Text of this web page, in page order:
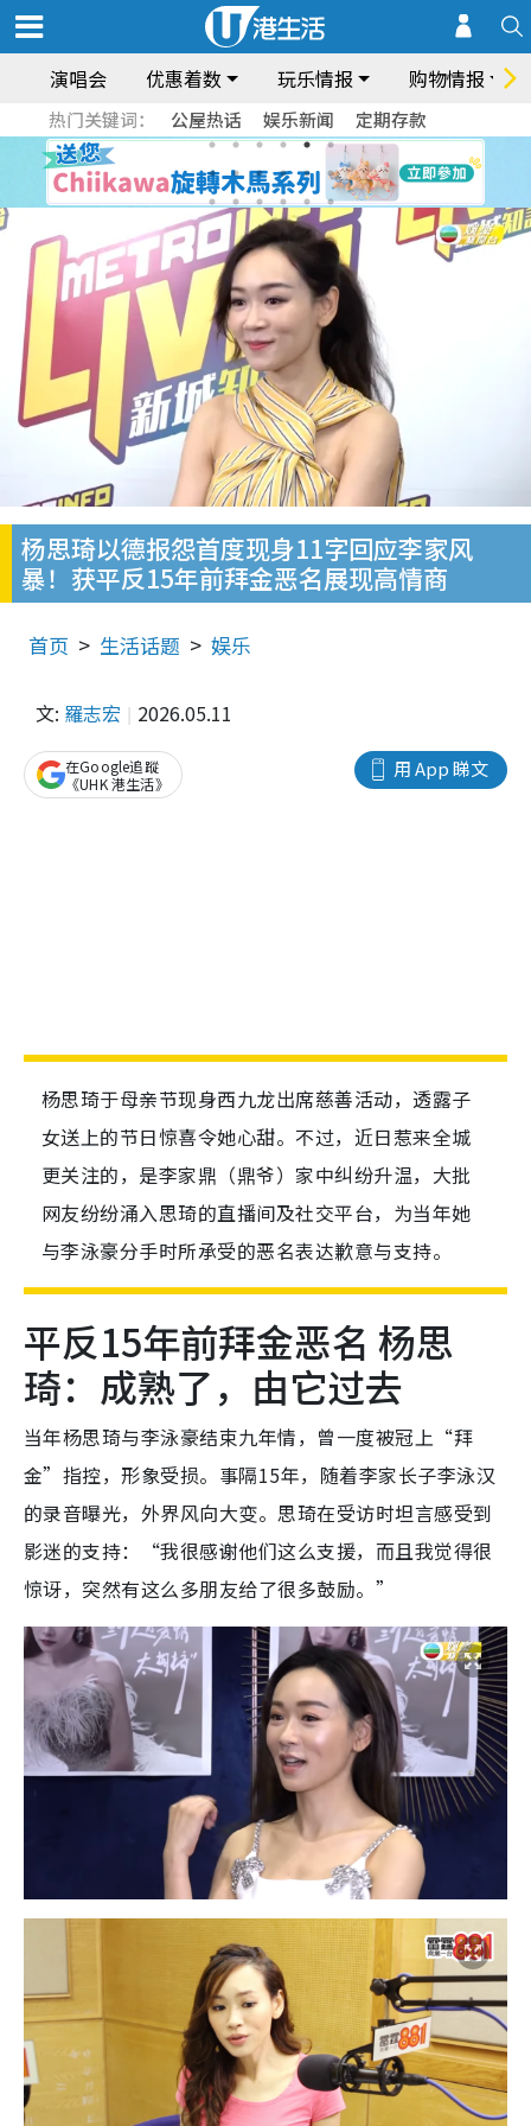
演唱会 优惠着数 玩乐情报 购物情报
热门关键词： 公屋热话 娱乐新闻 定期存款
杨思琦以德报怨首度现身11字回应李家风
暴！获平反15年前拜金恶名展现高情商
首页 生活话题 娱乐
文: 羅志宏 2026.05.11
用 App 睇文
在Google追蹤
《UHK 港生活》
杨思琦于母亲节现身西九龙出席慈善活动，透露子
女送上的节日惊喜令她心甜。不过，近日惹来全城
更关注的，是李家鼎（鼎爷）家中纠纷升温，大批
网友纷纷涌入思琦的直播间及社交平台，为当年她
与李泳豪分手时所承受的恶名表达歉意与支持。
平反15年前拜金恶名 杨思
琦：成熟了，由它过去
当年杨思琦与李泳豪结束九年情，曾一度被冠上“拜
金”指控，形象受损。事隔15年，随着李家长子李泳汉
的录音曝光，外界风向大变。思琦在受访时坦言感受到
影迷的支持：“我很感谢他们这么支援，而且我觉得很
惊讶，突然有这么多朋友给了很多鼓励。”